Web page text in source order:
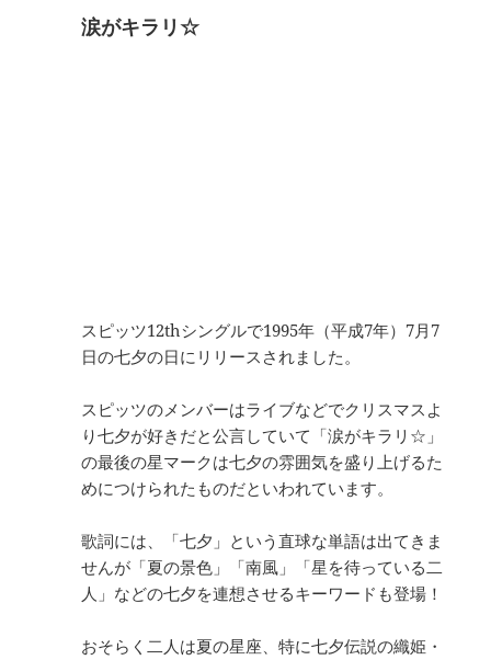
涙がキラリ☆
スピッツ12thシングルで1995年（平成7年）7月7
日の七夕の日にリリースされました。
スピッツのメンバーはライブなどでクリスマスよ
り七夕が好きだと公言していて「涙がキラリ☆」
の最後の星マークは七夕の雰囲気を盛り上げるた
めにつけられたものだといわれています。
歌詞には、「七夕」という直球な単語は出てきま
せんが「夏の景色」「南風」「星を待っている二
人」などの七夕を連想させるキーワードも登場！
おそらく二人は夏の星座、特に七夕伝説の織姫・